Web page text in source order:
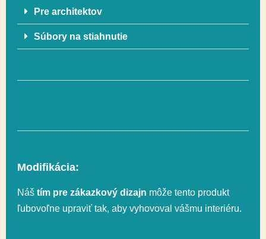
Výška voľného
pádu
Pre architektov
Súbory na stiahnutie
Modifikácia:
Náš tím pre zákazkový dizajn môže tento produkt
ľubovoľne upraviť tak, aby vyhovoval vášmu interiéru.